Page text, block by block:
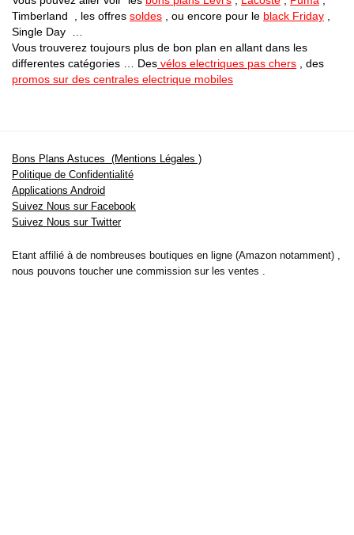
Timberland , les offres soldes , ou encore pour le black Friday
Single Day …
Vous trouverez toujours plus de bon plan en allant dans les
differentes catégories … Des vélos electriques pas chers , des
promos sur des centrales electrique mobiles
Bons Plans Astuces (Mentions Légales )
Politique de Confidentialité
Applications Android
Suivez Nous sur Facebook
Suivez Nous sur Twitter
Etant affilié à de nombreuses boutiques en ligne (Amazon notamment) ,
nous pouvons toucher une commission sur les ventes .